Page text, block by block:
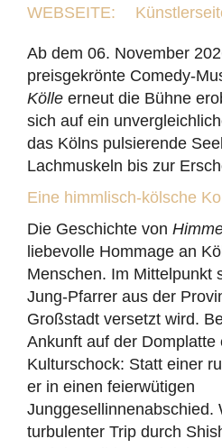
WEBSEITE:
Ab dem 06. November
preisgekrönte Comedy-
Kölle erneut die Bühne
sich auf ein
das Kölns pulsierende
Lachmuskeln bis zur
Eine himmlisch-kölsche
Die Geschichte von
liebevolle Hommage an
Menschen. Im Mittelpunkt
Jung-Pfarrer aus der
Großstadt versetzt wird.
Ankunft auf der Domplatte
Kulturschock: Statt einer
er in einen feierwütigen
Junggesellinnenabschied.
turbulenter Trip durch